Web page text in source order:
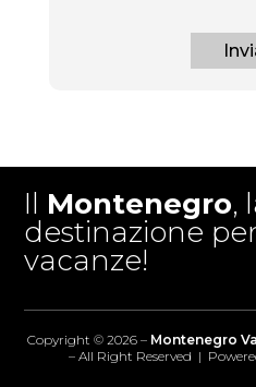
Il Montenegro,
destinazione
vacanze!
Copyright © 2026 – Montenegro
– All Right Reserved |